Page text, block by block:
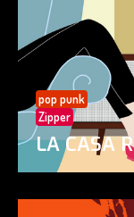
pop punk
Zipper
LA CASA